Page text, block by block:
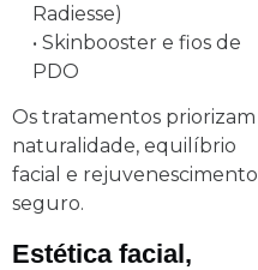
Radiesse)
• Skinbooster e fios de
PDO
Os tratamentos priorizam
naturalidade, equilíbrio
facial e rejuvenescimento
seguro.
Estética facial,